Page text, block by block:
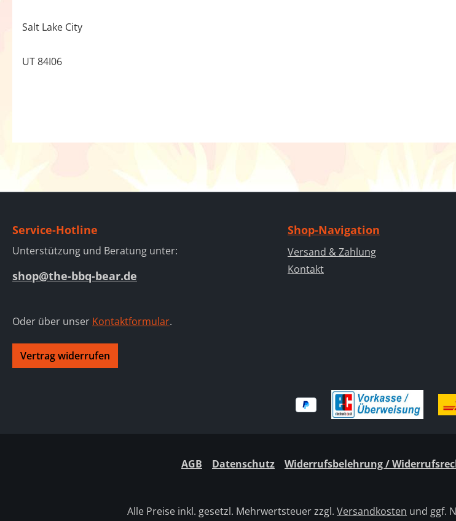
Salt Lake City
UT 84I06
Service-Hotline
Unterstützung und Beratung unter:
shop@the-bbq-bear.de
Oder über unser Kontaktformular.
Vertrag widerrufen
Shop-Navigation
Versand & Zahlung
Kontakt
AGB Datenschutz Widerrufsbelehrung /
Alle Preise inkl. gesetzl. Mehrwertsteuer zzgl. Versandkosten und ggf.